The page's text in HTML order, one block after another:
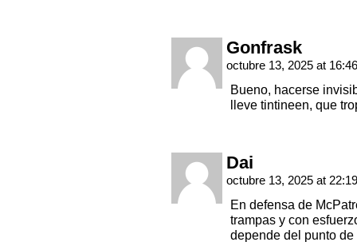
Gonfrask
octubre 13, 2025 at
Bueno, hacerse
lleve tintineen, que
Dai
octubre 13, 2025 at
En defensa de
trampas y con
depende del punto